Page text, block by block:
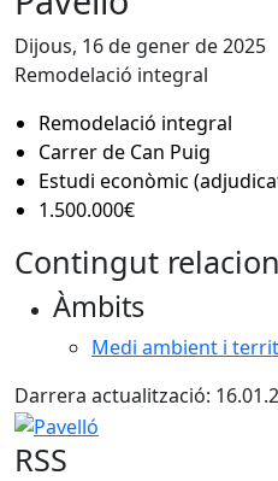
Dijous, 16 de gener de 2025
Remodelació integral
Remodelació integral
Carrer de Can Puig
Estudi econòmic
1.500.000€
Contingut
Àmbits
Medi ambient i
Darrera actualització:
Pavelló
RSS